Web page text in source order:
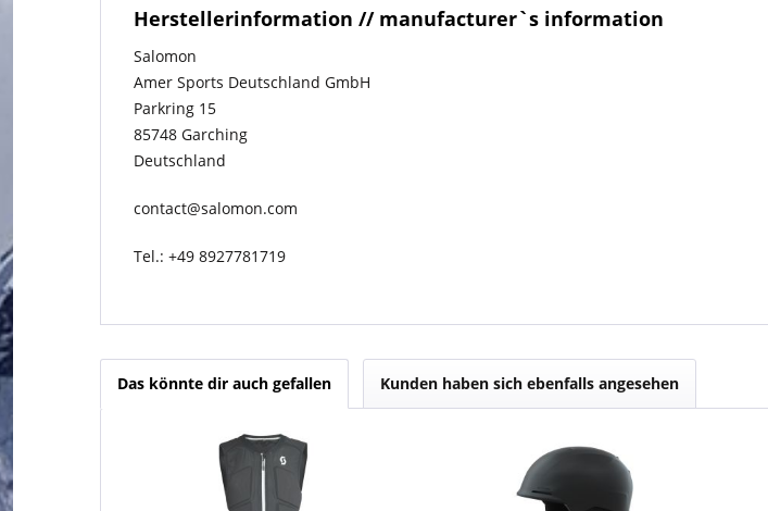
Herstellerinformation // manufacturer`s information
Salomon
Amer Sports Deutschland GmbH
Parkring 15
85748 Garching
Deutschland
contact@salomon.com
Tel.: +49 8927781719
Das könnte dir auch gefallen Kunden haben sich ebenfalls angesehen